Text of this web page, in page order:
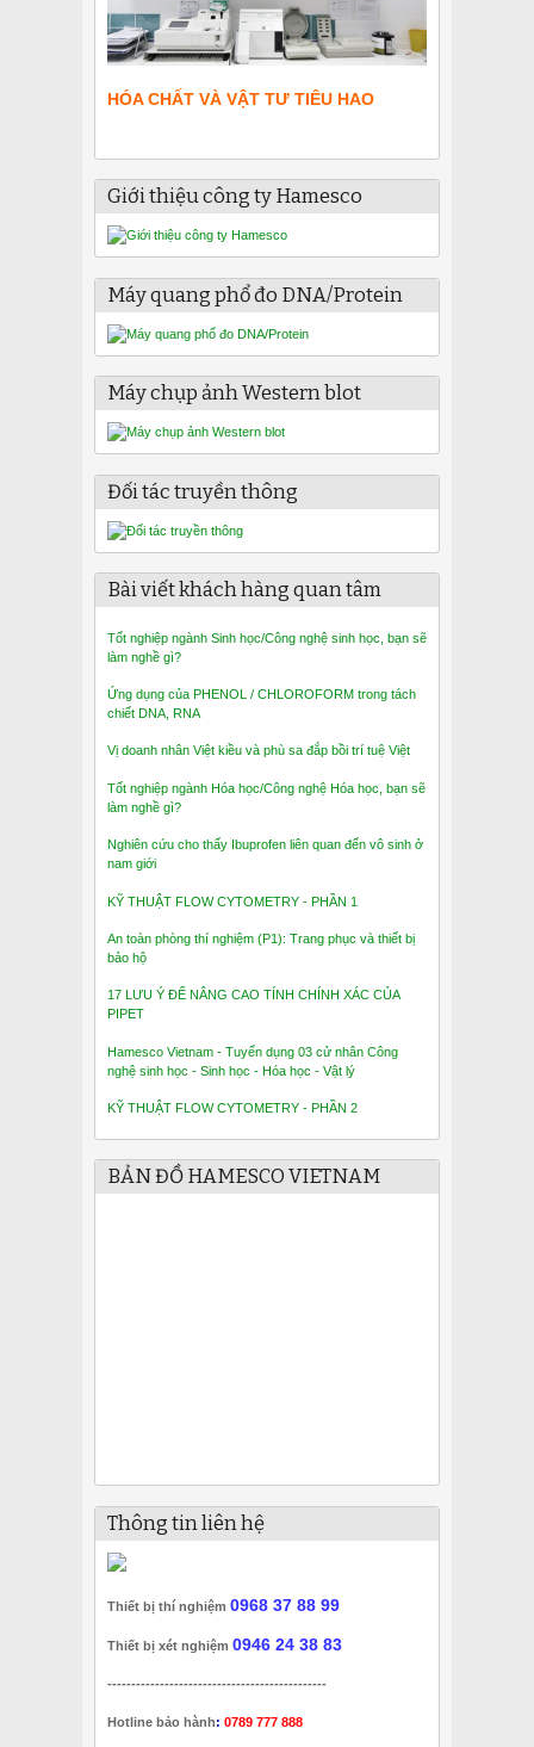
HÓA CHẤT VÀ VẬT TƯ TIÊU HAO
Giới thiệu công ty Hamesco
Máy quang phổ đo DNA/Protein
Máy chụp ảnh Western blot
Đối tác truyền thông
Bài viết khách hàng quan tâm
Tốt nghiệp ngành Sinh học/Công nghệ sinh học, bạn sẽ
làm nghề gì?
Ứng dụng của PHENOL / CHLOROFORM trong tách
chiết DNA, RNA
Vị doanh nhân Việt kiều và phù sa đắp bồi trí tuệ Việt
Tốt nghiệp ngành Hóa học/Công nghệ Hóa học, bạn sẽ
làm nghề gì?
Nghiên cứu cho thấy Ibuprofen liên quan đến vô sinh ở
nam giới
KỸ THUẬT FLOW CYTOMETRY - PHẦN 1
An toàn phòng thí nghiệm (P1): Trang phục và thiết bị
bảo hộ
17 LƯU Ý ĐỂ NÂNG CAO TÍNH CHÍNH XÁC CỦA
PIPET
Hamesco Vietnam - Tuyển dụng 03 cử nhân Công
nghệ sinh học - Sinh học - Hóa học - Vật lý
KỸ THUẬT FLOW CYTOMETRY - PHẦN 2
BẢN ĐỒ HAMESCO VIETNAM
Thông tin liên hệ
Thiết bị thí nghiệm 0968 37 88 99
Thiết bị xét nghiệm 0946 24 38 83
----------------------------------------------
Hotline bảo hành: 0789 777 888